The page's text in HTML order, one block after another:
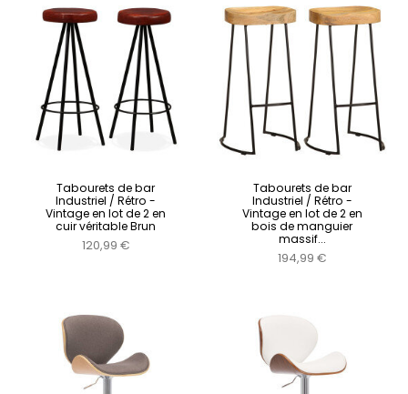
Tabourets de bar
Industriel / Rétro -
Vintage en lot de 2 en
cuir véritable Brun
120,99 €
Tabourets de bar
Industriel / Rétro -
Vintage en lot de 2 en
bois de manguier
massif...
194,99 €